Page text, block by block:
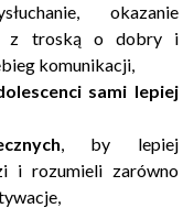
okazanie
z troską o dobry i
komunikacji,
sami lepiej
, by lepiej
i rozumieli zarówno